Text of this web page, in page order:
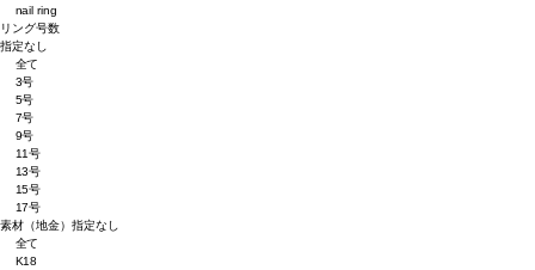
nail ring
リング号数
指定なし
全て
3号
5号
7号
9号
11号
13号
15号
17号
素材（地金） 指定なし
全て
K18